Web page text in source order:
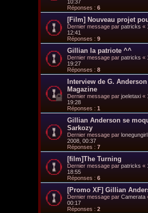
10:37
Réponses : 6
[Film] Nouveau projet
Dernier message par patricks «
12:41
Réponses : 9
Gillian la patriote ^^
Dernier message par patricks «
19:27
Réponses : 8
Interview de G.
Magazine
Dernier message par joeletaxi «
19:28
Réponses : 1
Gillian Anderson se
Sarkozy
Dernier message par lonegungirl
2008, 00:37
Réponses : 7
[film]The Turning
Dernier message par patricks «
18:55
Réponses : 6
[Promo XF] Gillian
Dernier message par Camerata
00:17
Réponses : 2